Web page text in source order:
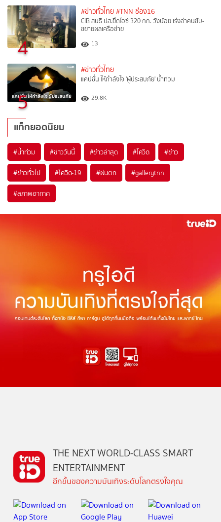
4
#ข่าวทั่วไทย #TNN ช่อง16
CIB สนธิ ปส.ยึดไอซ์ 320 กก. วังน้อย เร่งล่าคนขับ-
ขยายผลเครือข่าย
13
5
#ข่าวทั่วไทย
แคปชั่น ให้กำลังใจ 'ผู้ประสบภัย' น้ำท่วม
29.8K
แท็กยอดนิยม
#น้ำท่วม #ข่าววันนี้ #ข่าวล่าสุด #โควิด #ข่าว
#ข่าวทั่วไป #โควิด-19 #ฝนตก #gallerytnn
#สภาพอากาศ
THE NEXT WORLD-CLASS SMART
ENTERTAINMENT
อีกขั้นของความบันเทิงระดับโลกตรงใจคุณ